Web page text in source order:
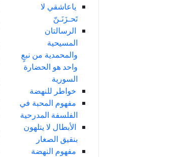
ياعاشقي لا
تَحـزَنَـنّ
الرسالتان
المسيحية
والمحمدية من نبعٍ
واحد هو الحضارة
السورية
خواطر للنهضة
مفهوم المحبة في
الفلسفة المدرحية
الأبطال لا يتلهون
بنقيق الصغار
مفهوم النهضة